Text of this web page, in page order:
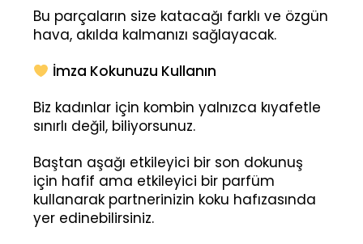
Bu parçaların size katacağı farklı ve özgün
hava, akılda kalmanızı sağlayacak.
İmza Kokunuzu Kullanın
Biz kadınlar için kombin yalnızca kıyafetle
sınırlı değil, biliyorsunuz.
Baştan aşağı etkileyici bir son dokunuş
için hafif ama etkileyici bir parfüm
kullanarak partnerinizin koku hafızasında
yer edinebilirsiniz.